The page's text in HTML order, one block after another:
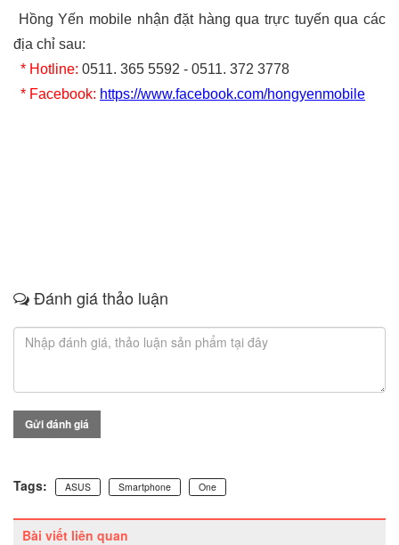
Hồng Yến mobile nhận đặt hàng qua trực tuyến qua các
địa chỉ sau:
* Hotline: 0511. 365 5592 - 0511. 372 3778
* Facebook: https://www.facebook.com/hongyenmobile
Đánh giá thảo luận
Gửi đánh giá
Tags: ASUS Smartphone One
Bài viết liên quan